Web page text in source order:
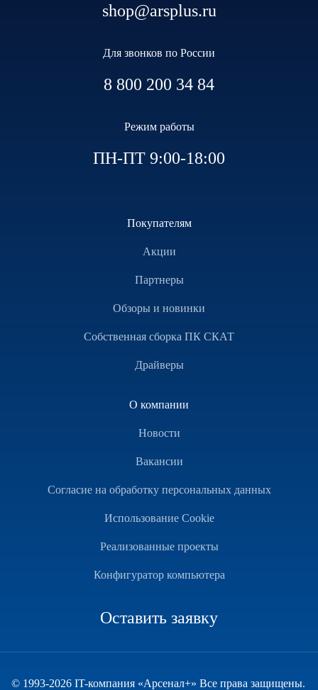
shop@arsplus.ru
Для звонков по России
8 800 200 34 84
Режим работы
ПН-ПТ 9:00-18:00
Покупателям
Акции
Партнеры
Обзоры и новинки
Собственная сборка ПК СКАТ
Драйверы
О компании
Новости
Вакансии
Согласие на обработку персональных данных
Использование Cookie
Реализованные проекты
Конфигуратор компьютера
Оставить заявку
© 1993-2026 IT-компания «Арсенал+» Все права защищены.